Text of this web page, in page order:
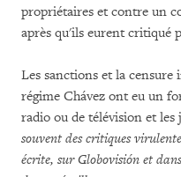
propriétaires et contre un
après qu'ils eurent critiqué
Les sanctions et la censure
régime Chávez ont eu un
radio ou de télévision et les
souvent des critiques
écrite, sur Globovisión et